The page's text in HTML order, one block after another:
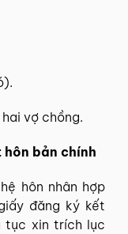
vợ chồng.
hôn bản chính
hôn nhân hợp
đăng ký kết
tục xin trích lục